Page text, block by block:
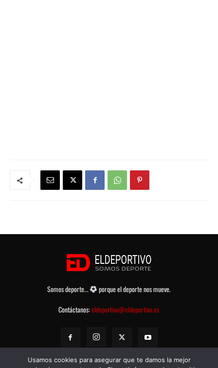
Somos deporte...
porque el deporte nos mueve.
Contáctanos:eldeportivo@eldeportivo.es
Usamos cookies para asegurar que te damos la mejor